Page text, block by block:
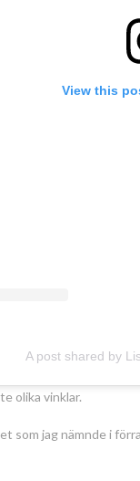
View this
A post shared by
olika vinklar.
som jag nämnde i